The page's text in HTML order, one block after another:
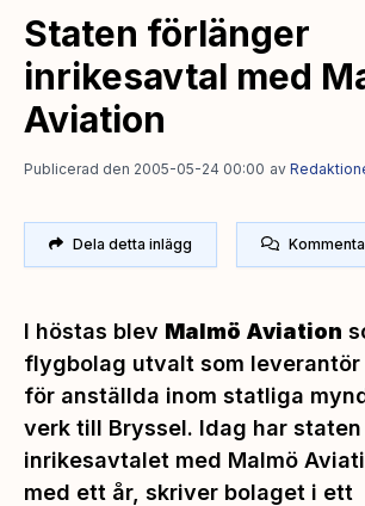
Staten förlänger
inrikesavtal med
Aviation
Publicerad den 2005-05-24 00:00 av
Dela detta inlägg
I höstas blev Malmö Aviation
flygbolag utvalt som
för anställda inom statliga
verk till Bryssel. Idag har
inrikesavtalet med Malmö
med ett år, skriver bolaget i ett